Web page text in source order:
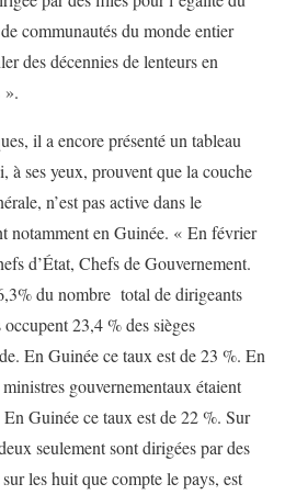
communautés du monde entier
des décennies de lenteurs en
».
il a encore présenté un tableau
à ses yeux, prouvent que la couche
n’est pas active dans le
notamment en Guinée. « En février
d’État, Chefs de Gouvernement.
du nombre total de dirigeants
23,4 % des sièges
En Guinée ce taux est de 23 %. En
gouvernementaux étaient
Guinée ce taux est de 22 %. Sur
seulement sont dirigées par des
les huit que compte le pays, est